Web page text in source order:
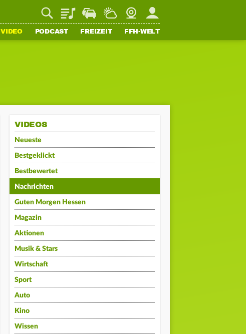
PlaylistStaupilotWetterWebcamMein FFH
VIDEO PODCAST FREIZEIT FFH-WELT
VIDEOS
Neueste
Bestgeklickt
Bestbewertet
Nachrichten
Guten Morgen Hessen
Magazin
Aktionen
Musik & Stars
Wirtschaft
Sport
Auto
Kino
Wissen